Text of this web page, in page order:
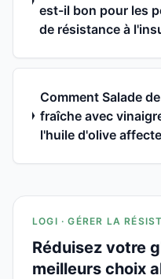
est-il bon pour les
de résistance à
Comment Salade
fraîche avec
l'huile d'olive
LOGI · GÉRER LA
Réduisez votre
meilleurs choix